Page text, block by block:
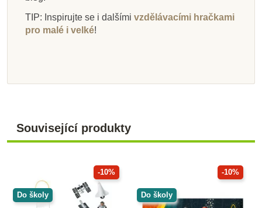
TIP: Inspirujte se i dalšími vzdělávacími hračkami
pro malé i velké!
Související produkty
-10%
Do školy
-10%
Do školy